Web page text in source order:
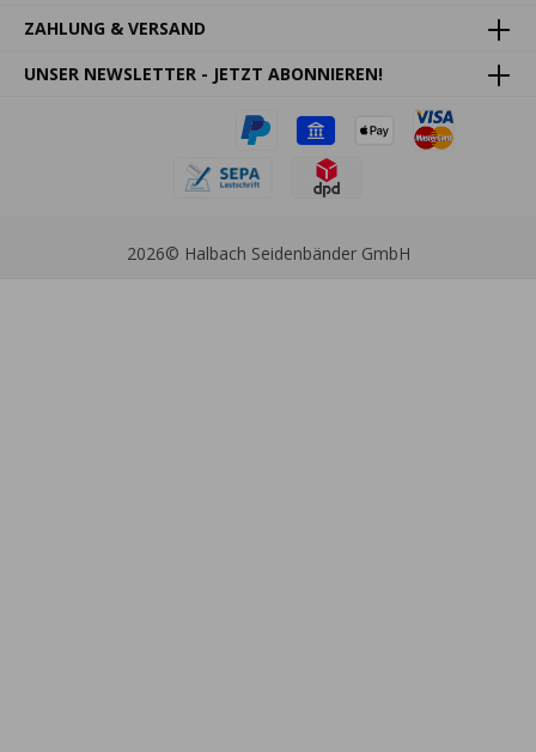
ZAHLUNG & VERSAND
UNSER NEWSLETTER - JETZT ABONNIEREN!
2026© Halbach Seidenbänder GmbH